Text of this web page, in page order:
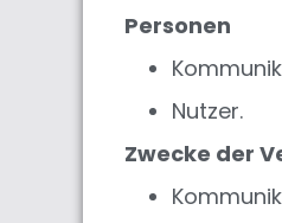
Personen
Nutzer.
Zwecke der